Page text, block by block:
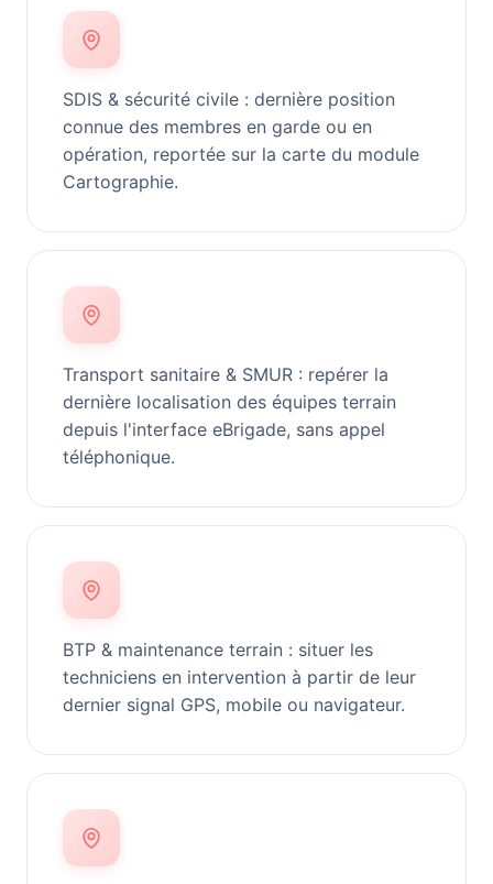
SDIS & sécurité civile : dernière position
connue des membres en garde ou en
opération, reportée sur la carte du module
Cartographie.
Transport sanitaire & SMUR : repérer la
dernière localisation des équipes terrain
depuis l'interface eBrigade, sans appel
téléphonique.
BTP & maintenance terrain : situer les
techniciens en intervention à partir de leur
dernier signal GPS, mobile ou navigateur.